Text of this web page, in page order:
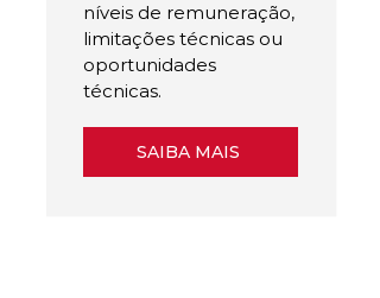
níveis de remuneração,
limitações técnicas ou
oportunidades
técnicas.
SAIBA MAIS